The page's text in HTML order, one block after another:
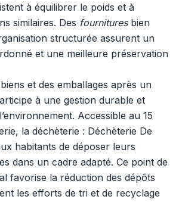
à équilibrer le poids et à
similaires. Des fournituresbien
structurée assurent un
et une meilleure préservation
et des emballages après un
à une gestion durable et
Accessible au 15
la déchèterie : Déchèterie De
habitants de déposer leurs
dans un cadre adapté. Ce point de
favorise la réduction des dépôts
les efforts de tri et de recyclage